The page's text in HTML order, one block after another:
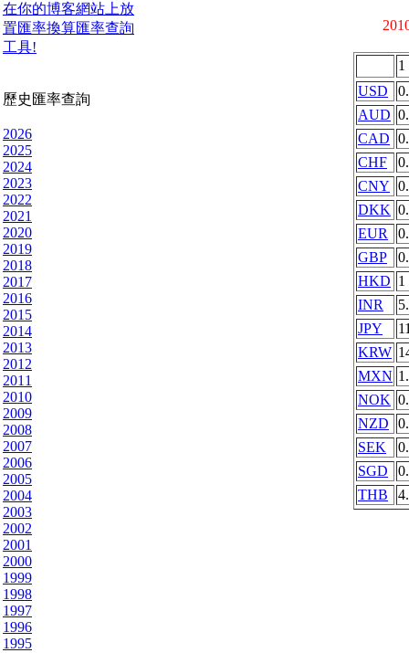
在你的博客網站上放
置匯率換算匯率查詢
工具!
歷史匯率查詢
2026
2025
2024
2023
2022
2021
2020
2019
2018
2017
2016
2015
2014
2013
2012
2011
2010
2009
2008
2007
2006
2005
2004
2003
2002
2001
2000
1999
1998
1997
1996
1995
1
USD
AUD
CAD
CHF
CNY
DKK
EUR
GBP
HKD 1
INR
JPY
KRW
MXN
NOK
NZD
SEK
SGD
THB